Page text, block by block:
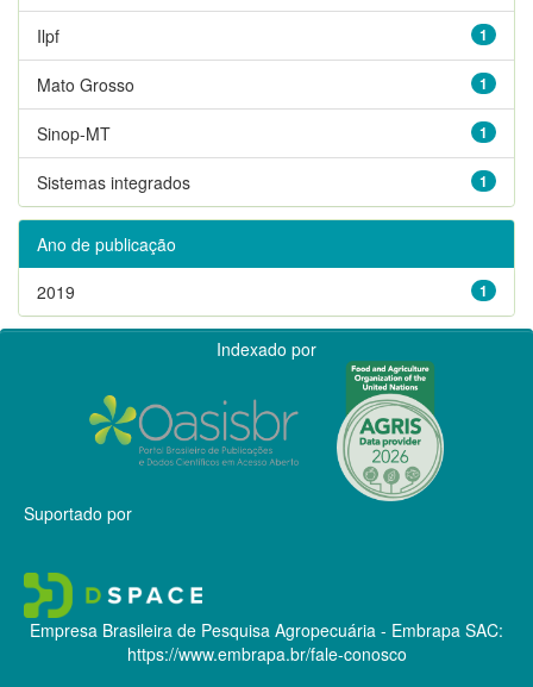
1
Ilpf
1
Mato Grosso
1
Sinop-MT
1
Sistemas integrados
Ano de publicação
1
2019
Indexado por
Suportado por
Empresa Brasileira de Pesquisa Agropecuária - Embrapa SAC:
https://www.embrapa.br/fale-conosco